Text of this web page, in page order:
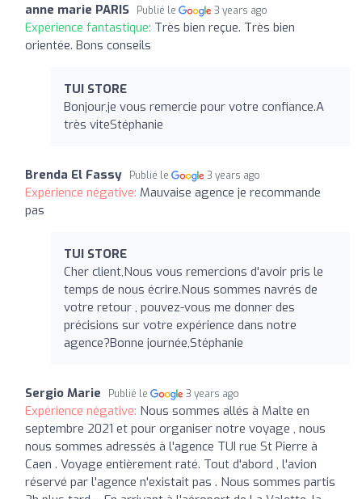
anne marie PARIS Publié le 3 years ago
Expérience fantastique: Très bien reçue. Très bien
orientée. Bons conseils
TUI STORE
Bonjour,je vous remercie pour votre confiance.A
très viteStéphanie
Brenda El Fassy Publié le 3 years ago
Expérience négative: Mauvaise agence je recommande
pas
TUI STORE
Cher client,Nous vous remercions d'avoir pris le
temps de nous écrire.Nous sommes navrés de
votre retour , pouvez-vous me donner des
précisions sur votre expérience dans notre
agence?Bonne journée,Stéphanie
Sergio Marie Publié le 3 years ago
Expérience négative: Nous sommes allés à Malte en
septembre 2021 et pour organiser notre voyage , nous
nous sommes adressés à l'agence TUI rue St Pierre à
Caen . Voyage entièrement raté. Tout d'abord , l'avion
réservé par l'agence n'existait pas . Nous sommes partis